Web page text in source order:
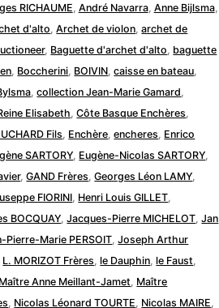
RICHAUME, André Navarra, Anne Bijlsma,
d'alto,Archet de violon,archet de
, Baguette d'archet d'alto, baguette
, Boccherini, BOIVIN,caisse en bateau,
,collection Jean-Marie Gamard,
Elisabeth,Côte Basque Enchères,
Fils, Enchère,encheres, Enrico
SARTORY, Eugène-Nicolas SARTORY,
,GAND Frères,Georges Léon LAMY,
FIORINI, Henri Louis GILLET,
BOCQUAY,Jacques-Pierre MICHELOT,Jan
Pierre-Marie PERSOIT,Joseph Arthur
L. MORIZOT Frères,le Dauphin,le Faust,
Maître Anne Meillant-Jamet, Maître
, Nicolas Léonard TOURTE, Nicolas MAIRE,